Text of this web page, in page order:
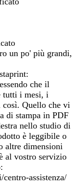
un po' più grandi,
che il
tutti i mesi, i
così. Quello che vi
di stampa in PDF
nello studio di
è leggibile o
altre dimensioni
al vostro servizio
assistenza/